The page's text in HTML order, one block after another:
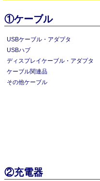
①ケーブル
USBケーブル・アダプタ
USBハブ
ディスプレイケーブル・アダプタ
ケーブル関連品
その他ケーブル
②充電器